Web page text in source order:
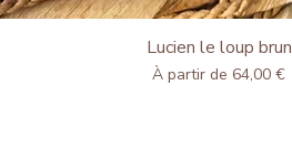
Aperçu rapide
Lucien le loup brun
À partir de 64,00 €
Prix promotionnel